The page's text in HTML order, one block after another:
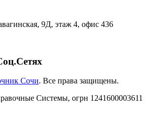
9Д, этаж 4, офис 436
Сочи. Все права защищены.
Системы, огрн 1241600003611